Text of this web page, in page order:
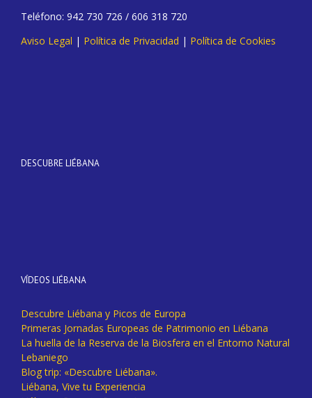
Teléfono: 942 730 726 / 606 318 720
Aviso Legal | Política de Privacidad | Política de Cookies
DESCUBRE LIÉBANA
VÍDEOS LIÉBANA
Descubre Liébana y Picos de Europa
Primeras Jornadas Europeas de Patrimonio en Liébana
La huella de la Reserva de la Biosfera en el Entorno Natural
Lebaniego
Blog trip: «Descubre Liébana».
Liébana, Vive tu Experiencia